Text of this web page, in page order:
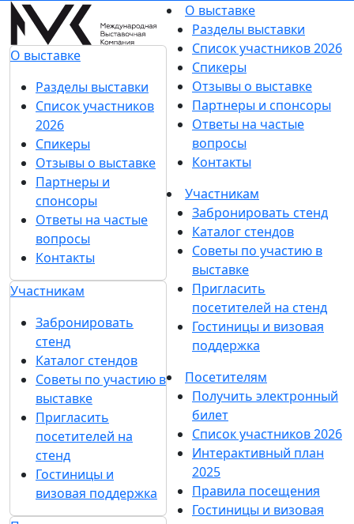
О выставке
Разделы выставки
Список участников
2026
Спикеры
Отзывы о выставке
Партнеры и
спонсоры
Ответы на частые
вопросы
Контакты
Участникам
Забронировать
стенд
Каталог стендов
Советы по участию в
выставке
Пригласить
посетителей на
стенд
Гостиницы и
визовая поддержка
О выставке
Разделы выставки
Список участников 2026
Спикеры
Отзывы о выставке
Партнеры и спонсоры
Ответы на частые
вопросы
Контакты
Участникам
Забронировать стенд
Каталог стендов
Советы по участию в
выставке
Пригласить
посетителей на стенд
Гостиницы и визовая
поддержка
Посетителям
Получить электронный
билет
Список участников 2026
Интерактивный план
2025
Правила посещения
Гостиницы и визовая